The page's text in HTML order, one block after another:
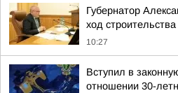
Губернатор
ход
10:27
Вступил в
отношении 30-